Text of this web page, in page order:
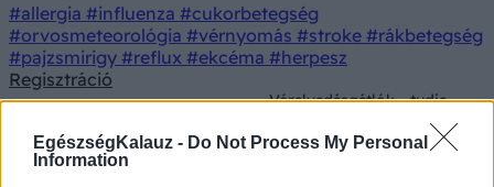
EgészségKalauz - Do Not Process My Personal
Information
#allergia #influenza #cukorbetegség
#orvosmeteorológia #vérnyomás #stroke #rákbetegség
#pajzsmirigy #reflux #ekcéma #herpesz
Regisztráció
Véralvadásgátlók - tudja
meg, milyen esetekben
van rájuk szükség